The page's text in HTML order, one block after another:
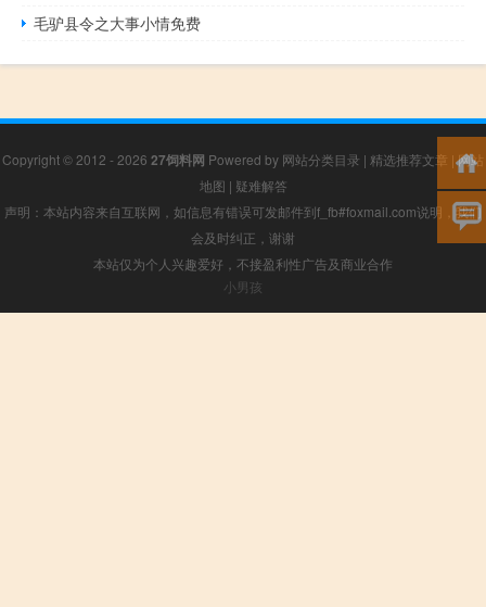
毛驴县令之大事小情免费
Copyright © 2012 - 2026 27饲料网 Powered by 网站分类目录 | 精选推荐文章 |网站
地图 | 疑难解答
声明：本站内容来自互联网，如信息有错误可发邮件到f_fb#foxmail.com说明，我们
会及时纠正，谢谢
本站仅为个人兴趣爱好，不接盈利性广告及商业合作
小男孩